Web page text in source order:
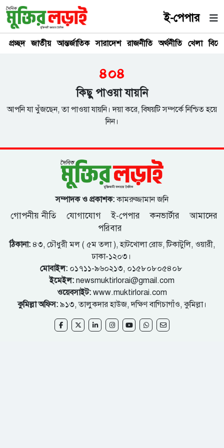
ই-পেপার
প্রচ্ছদ জাতীয় আন্তর্জাতিক সারাদেশ রাজনীতি অর্থনীতি খেলা
৪০৪
কিছু পাওয়া যায়নি
আপনি যা খুঁজছেন, তা পাওয়া যায়নি। দয়া করে, বিষয়টি সম্পর্কে নিশ্চিত হয়ে
নিন।
সম্পাদক ও প্রকাশক:কামরুজ্জামান জনি
গোপনীয় নীতি যোগাযোগ ই-পেপার কনভার্টার
আমাদের
পরিবার
ঠিকানা:৪৩, চৌধুরী মল ( ৫ম তলা ), হাটখোলা রোড, টিকাটুলি, ওয়ারী,
ঢাকা-১২০৩।
মোবাইল:০১৭১১-৯৬০২১৩, ০১৫৮০৮০৫৪০৮
ইমেইল: newsmuktirlorai@gmail.com
ওয়েবসাইট: www.muktirlorai.com
কুমিল্লা অফিস: ৯১৩, তালুকদার হাউজ, দক্ষিণ বাগিচাগাঁও, কুমিল্লা।